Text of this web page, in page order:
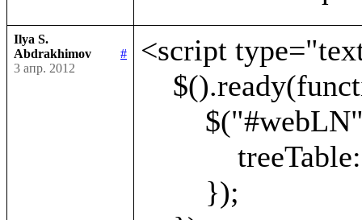
Ilya S.
Abdrakhimov
#
3 апр. 2012
<script